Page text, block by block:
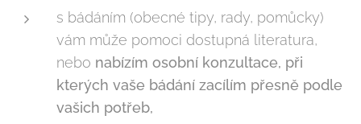
s bádáním (obecné tipy, rady, pomůcky)
vám může pomoci dostupná literatura,
nebo nabízím osobní konzultace, při
kterých vaše bádání zacílím přesně podle
vašich potřeb,